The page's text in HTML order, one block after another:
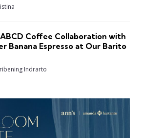
Coffee Collaboration with
Banana Espresso at Our Barito
Indrarto